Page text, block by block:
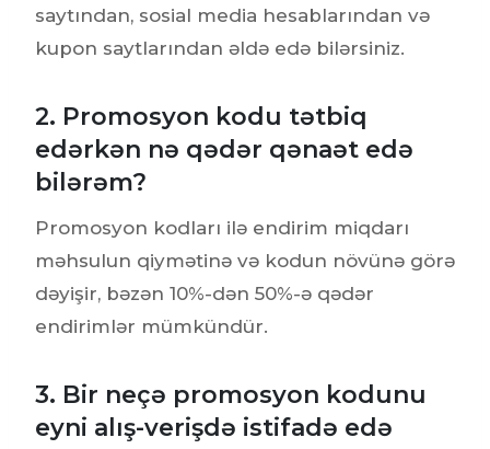
saytından, sosial media hesablarından və
kupon saytlarından əldə edə bilərsiniz.
2. Promosyon kodu tətbiq
edərkən nə qədər qənaət edə
bilərəm?
Promosyon kodları ilə endirim miqdarı
məhsulun qiymətinə və kodun növünə görə
dəyişir, bəzən 10%-dən 50%-ə qədər
endirimlər mümkündür.
3. Bir neçə promosyon kodunu
eyni alış-verişdə istifadə edə